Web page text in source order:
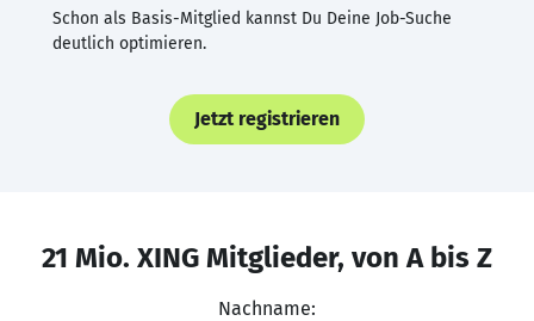
Schon als Basis-Mitglied kannst Du Deine Job-Suche
deutlich optimieren.
Jetzt registrieren
21 Mio. XING Mitglieder, von A bis Z
Nachname: